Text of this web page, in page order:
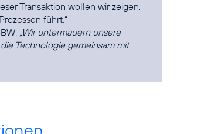
Transaktion wollen wir zeigen,
führt.“
„Wir untermauern unsere
Technologie gemeinsam mit